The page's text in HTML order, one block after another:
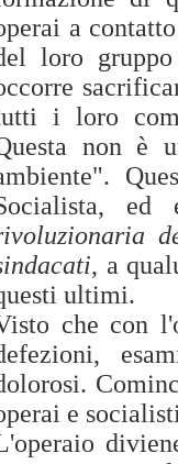
a
loro gruppo
i loro
non è
, a
ultimi.
che con
e